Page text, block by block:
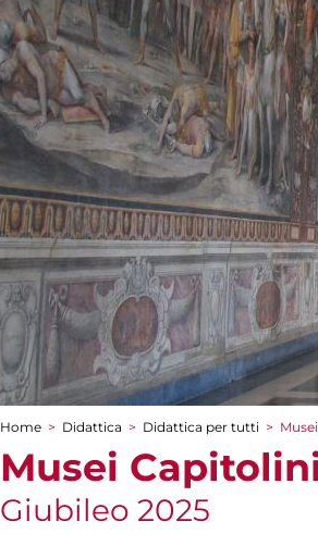
Tu sei qui
Home > Didattica > Didattica per tutti >
Musei
Giubileo 2025